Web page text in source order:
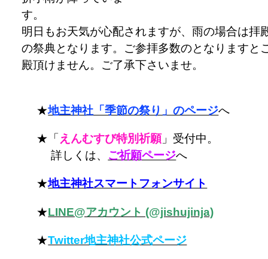
す。
明日もお天気が心配されますが、雨の場合は拝
の祭典となります。ご参拝多数のとなりますと
殿頂けません。ご了承下さいませ。
★地主神社「季節の祭り」のページへ
★「 えんむすび特別祈願」受付中。
詳しくは、 ご祈願ページへ
★地主神社スマートフォンサイト
★LINE@アカウント (@jishujinja)
★Twitter地主神社公式ページ